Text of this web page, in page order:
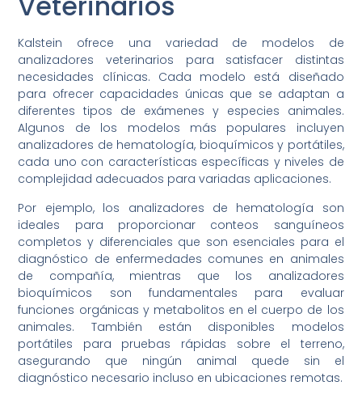
Kalstein ofrece una variedad de modelos de
analizadores veterinarios para satisfacer distintas
necesidades clínicas. Cada modelo está diseñado
para ofrecer capacidades únicas que se adaptan a
diferentes tipos de exámenes y especies animales.
Algunos de los modelos más populares incluyen
analizadores de hematología, bioquímicos y portátiles,
cada uno con características específicas y niveles de
complejidad adecuados para variadas aplicaciones.
Por ejemplo, los analizadores de hematología son
ideales para proporcionar conteos sanguíneos
completos y diferenciales que son esenciales para el
diagnóstico de enfermedades comunes en animales
de compañía, mientras que los analizadores
bioquímicos son fundamentales para evaluar
funciones orgánicas y metabolitos en el cuerpo de los
animales. También están disponibles modelos
portátiles para pruebas rápidas sobre el terreno,
asegurando que ningún animal quede sin el
diagnóstico necesario incluso en ubicaciones remotas.